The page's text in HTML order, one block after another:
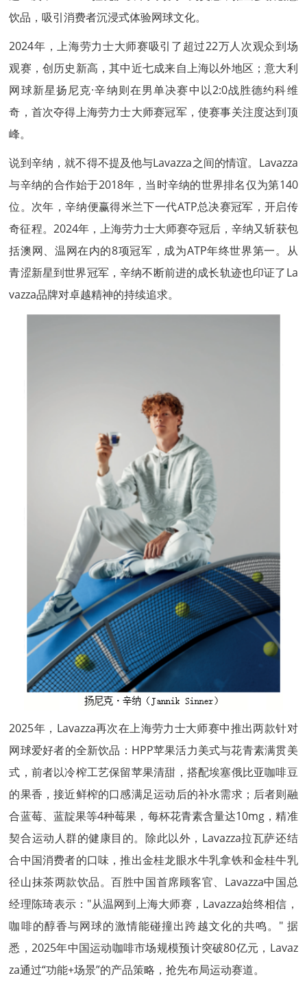
饮品，吸引消费者沉浸式体验网球文化。
2024年，上海劳力士大师赛吸引了超过22万人次观众到场
观赛，创历史新高，其中近七成来自上海以外地区；意大利
网球新星扬尼克·辛纳则在男单决赛中以2:0战胜德约科维
奇，首次夺得上海劳力士大师赛冠军，使赛事关注度达到顶
峰。
说到辛纳，就不得不提及他与Lavazza之间的情谊。Lavazza
与辛纳的合作始于2018年，当时辛纳的世界排名仅为第140
位。次年，辛纳便赢得米兰下一代ATP总决赛冠军，开启传
奇征程。2024年，上海劳力士大师赛夺冠后，辛纳又斩获包
括澳网、温网在内的8项冠军，成为ATP年终世界第一。从
青涩新星到世界冠军，辛纳不断前进的成长轨迹也印证了La
vazza品牌对卓越精神的持续追求。
2025年，Lavazza再次在上海劳力士大师赛中推出两款针对
网球爱好者的全新饮品：HPP苹果活力美式与花青素满贯美
式，前者以冷榨工艺保留苹果清甜，搭配埃塞俄比亚咖啡豆
的果香，接近鲜榨的口感满足运动后的补水需求；后者则融
合蓝莓、蓝靛果等4种莓果，每杯花青素含量达10mg，精准
契合运动人群的健康目的。除此以外，Lavazza拉瓦萨还结
合中国消费者的口味，推出金桂龙眼水牛乳拿铁和金桂牛乳
径山抹茶两款饮品。百胜中国首席顾客官、Lavazza中国总
经理陈琦表示："从温网到上海大师赛，Lavazza始终相信，
咖啡的醇香与网球的激情能碰撞出跨越文化的共鸣。" 据
悉，2025年中国运动咖啡市场规模预计突破80亿元，Lavaz
za通过“功能+场景”的产品策略，抢先布局运动赛道。